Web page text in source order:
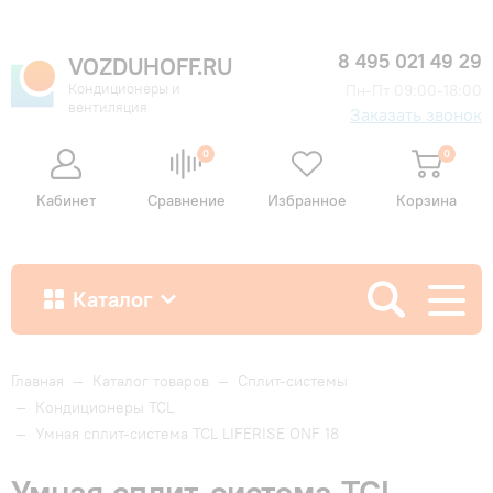
VOZDUHOFF.RU
Кондиционеры и
вентиляция
8 495 021 49 29
Заказать звонок
Кабинет
0
Сравнение Избранное
0
Корзина
Каталог
Как купить
Доставка и оплата
Главная — Каталог товаров — Сплит-системы
— Кондиционеры TCL
— Умная сплит-система TCL LIFERISE ONF 18